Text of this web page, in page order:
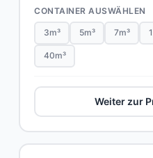
CONTAINER AUSWÄHLEN
3m³ 5m³ 7m³
40m³
Weiter zur